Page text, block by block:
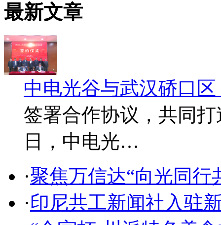
最新文章
中电光谷与武汉硚口区
签署合作协议，共同
日，中电光…
·聚焦万信达“向光同行
·印尼共工新闻社入驻